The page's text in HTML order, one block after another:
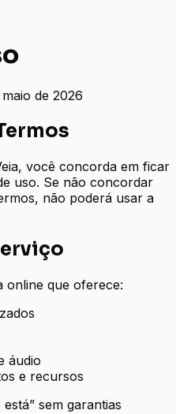
de 2026
você concorda em ficar
uso. Se não concordar
não poderá usar a
online que oferece:
áudio
e recursos
sem garantias